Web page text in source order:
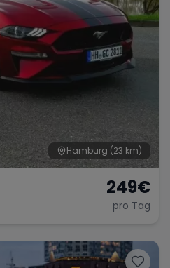
Hamburg (23 km)
249€
pro Tag